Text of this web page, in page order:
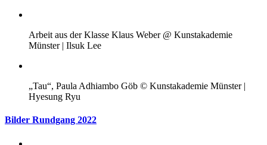
Arbeit aus der Klasse Klaus Weber @ Kunstakademie
Münster | Ilsuk Lee
„Tau“, Paula Adhiambo Göb © Kunstakademie Münster |
Hyesung Ryu
Bilder Rundgang 2022